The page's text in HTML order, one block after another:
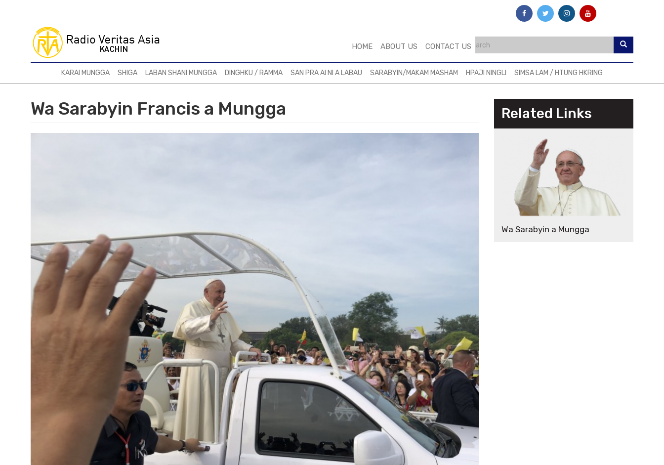
HOME ABOUT US CONTACT US
KARAI MUNGGA SHIGA LABAN SHANI MUNGGA DINGHKU / RAMMA SAN PRA AI NI A LABAU SARABYIN/MAKAM MASHAM HPAJI NINGLI SIMSA LAM / HTUNG HKRING
Wa Sarabyin Francis a Mungga Related Links
Wa Sarabyin a Mungga